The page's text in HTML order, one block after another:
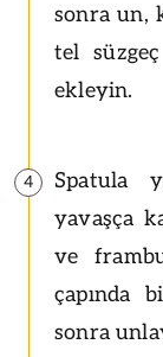
sonra un,
tel
ekleyin.
4
Spatula
yavaşça
ve
çapında
sonra